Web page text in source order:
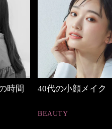
時間
40代の小顔メイク
BEAUTY